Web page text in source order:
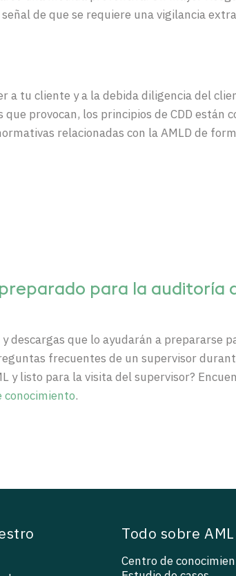
de que se requiere una vigilancia
a tu cliente y a la debida diligencia del
provocan, los principios de CDD están
relacionadas con la AMLD de
para la auditoría
ydescargas que lo ayudarán a prepararse
frecuentes de un supervisor
ylisto para lavisitadel supervisor?
conocimiento.
Todo sobre AML
Centro de